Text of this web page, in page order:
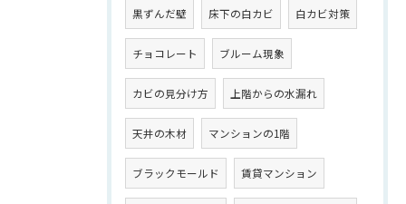
黒ずんだ壁 床下の白カビ 白カビ対策
チョコレート ブルーム現象
カビの見分け方 上階からの水漏れ
天井の木材 マンションの1階
ブラックモールド 賃貸マンション